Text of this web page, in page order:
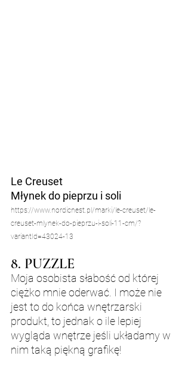
Le Creuset
Młynek do pieprzu i soli
https://www.nordicnest.pl/marki/le-creuset/le-
creuset-mlynek-do-pieprzu-i-soli-11-cm/?
variantId=43024-13
8. PUZZLE
Moja osobista słabość od której
ciężko mnie oderwać. I może nie
jest to do końca wnętrzarski
produkt, to jednak o ile lepiej
wygląda wnętrze jeśli układamy w
nim taką piękną grafikę!